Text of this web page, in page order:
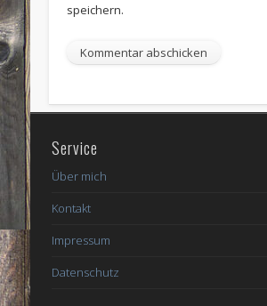
speichern.
Service
Über mich
Kontakt
Impressum
Datenschutz